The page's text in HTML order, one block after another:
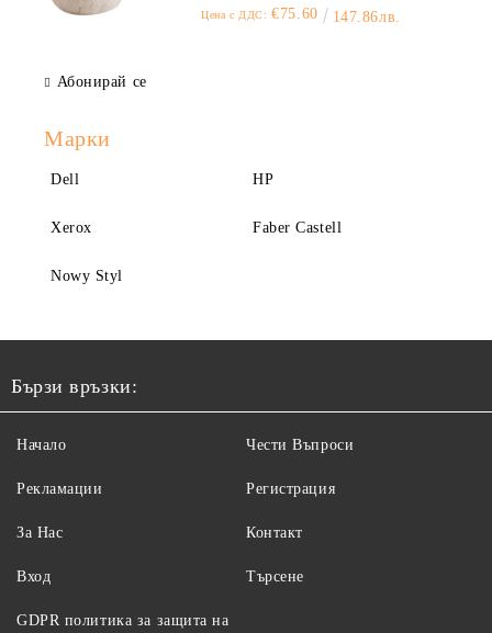
Цена с ДДС: €75.60 147.86лв.
Абонирай се
Марки
Dell HP
Xerox Faber Castell
Nowy Styl
Бързи връзки:
Начало
Рекламации
За Нас
Вход
Чести Въпроси
Регистрация
Контакт
Търсене
GDPR политика за защита на